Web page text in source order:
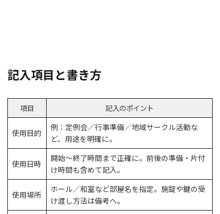
記入項目と書き方
項目 記入のポイント
使用目的
例：定例会／行事準備／地域サークル活動な
ど、用途を明確に。
使用日時
開始〜終了時間まで正確に。前後の準備・片付
け時間も含めて記入。
使用場所
ホール／和室など部屋名を指定。施錠や鍵の受
け渡し方法は備考へ。